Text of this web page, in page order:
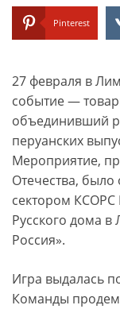
Pinterest
27 февраля в
событие —
объединивший
перуанских
Мероприятие,
Отечества,
сектором КСОРС
Русского дома
Россия».
Игра выдалась
Команды